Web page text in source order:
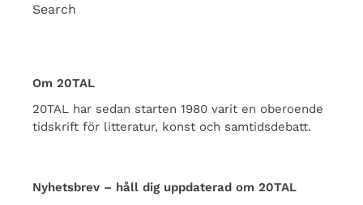
Search
Om 20TAL
20TAL har sedan starten 1980 varit en oberoende
tidskrift för litteratur, konst och samtidsdebatt.
Nyhetsbrev – håll dig uppdaterad om 20TAL